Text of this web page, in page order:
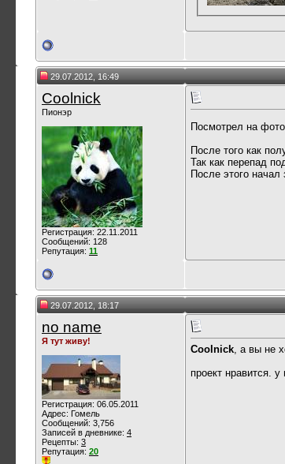
29.07.2012, 16:49
Coolnick
Пионэр
Регистрация: 22.11.2011
Сообщений: 128
Репутация: 11
Посмотрел на
После того как
Так как перепад
После этого
29.07.2012, 18:17
no name
Я тут живу!
Регистрация: 06.05.2011
Адрес: Гомель
Сообщений: 3,756
Записей в дневнике: 4
Рецепты: 3
Репутация: 20
Coolnick, а вы не
проект нравится.